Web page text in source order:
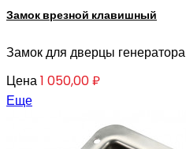
Замок врезной клавишный
Замок для дверцы генератора
Цена1 050,00 ₽
Еще